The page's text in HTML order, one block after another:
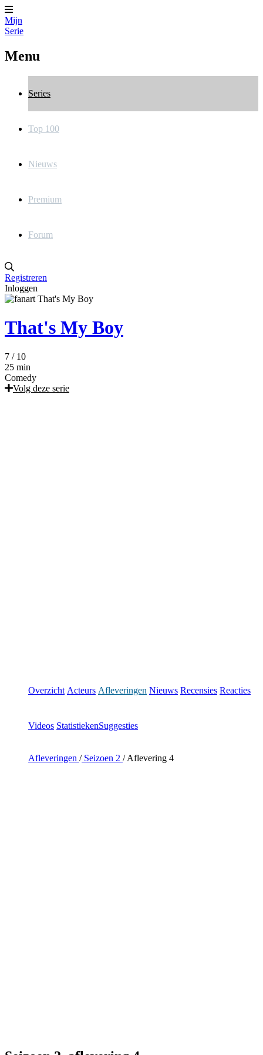
Mijn
Serie
Menu
Series
Top 100
Nieuws
Premium
Forum
Registreren
Inloggen
That's My Boy
7 / 10
25 min
Comedy
Volg deze serie
Overzicht Acteurs Afleveringen Nieuws Recensies Reacties
Videos StatistiekenSuggesties
Afleveringen /Seizoen 2 /Aflevering 4